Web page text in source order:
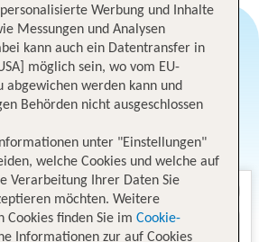
Werbung und Inhalte
Messungen und Analysen
kann auch ein Datentransfer in
möglich sein, wo vom EU-
abgewichen werden kann und
Behörden nicht ausgeschlossen
unter "Einstellungen"
welche Cookies und welche auf
Verarbeitung Ihrer Daten Sie
möchten. Weitere
Cookies finden Sie im Cookie-
Informationen zur auf Cookies